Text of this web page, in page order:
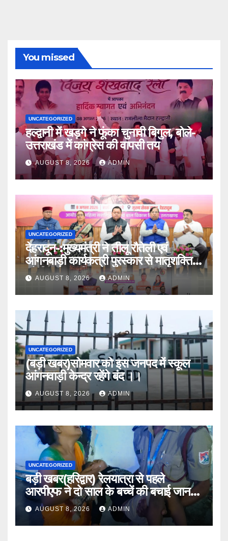
You missed
UNCATEGORIZED
हल्द्वानी में खड़गे ने फूंका चुनावी बिगुल, बोले-
उत्तराखंड में कांग्रेस की वापसी तय
AUGUST 8, 2026 ADMIN
UNCATEGORIZED
देहरादून-:मुख्यमंत्री ने तीलू रौतेली एवं
आंगनबाड़ी कार्यकत्री पुरस्कार से मातृशक्ति
को किया सम्मानित
AUGUST 8, 2026 ADMIN
UNCATEGORIZED
(बड़ी खबर)सोमवार को इस जनपद में स्कूल
आंगनवाड़ी केन्द्र रहेंगे बंद ।।
AUGUST 8, 2026 ADMIN
UNCATEGORIZED
बड़ी खबर(हरिद्वार) रेलयात्रा से पहले
आरपीएफ ने दो साल के बच्चें की बचाई जान
।।AUGUST 8, 2026 ADMIN